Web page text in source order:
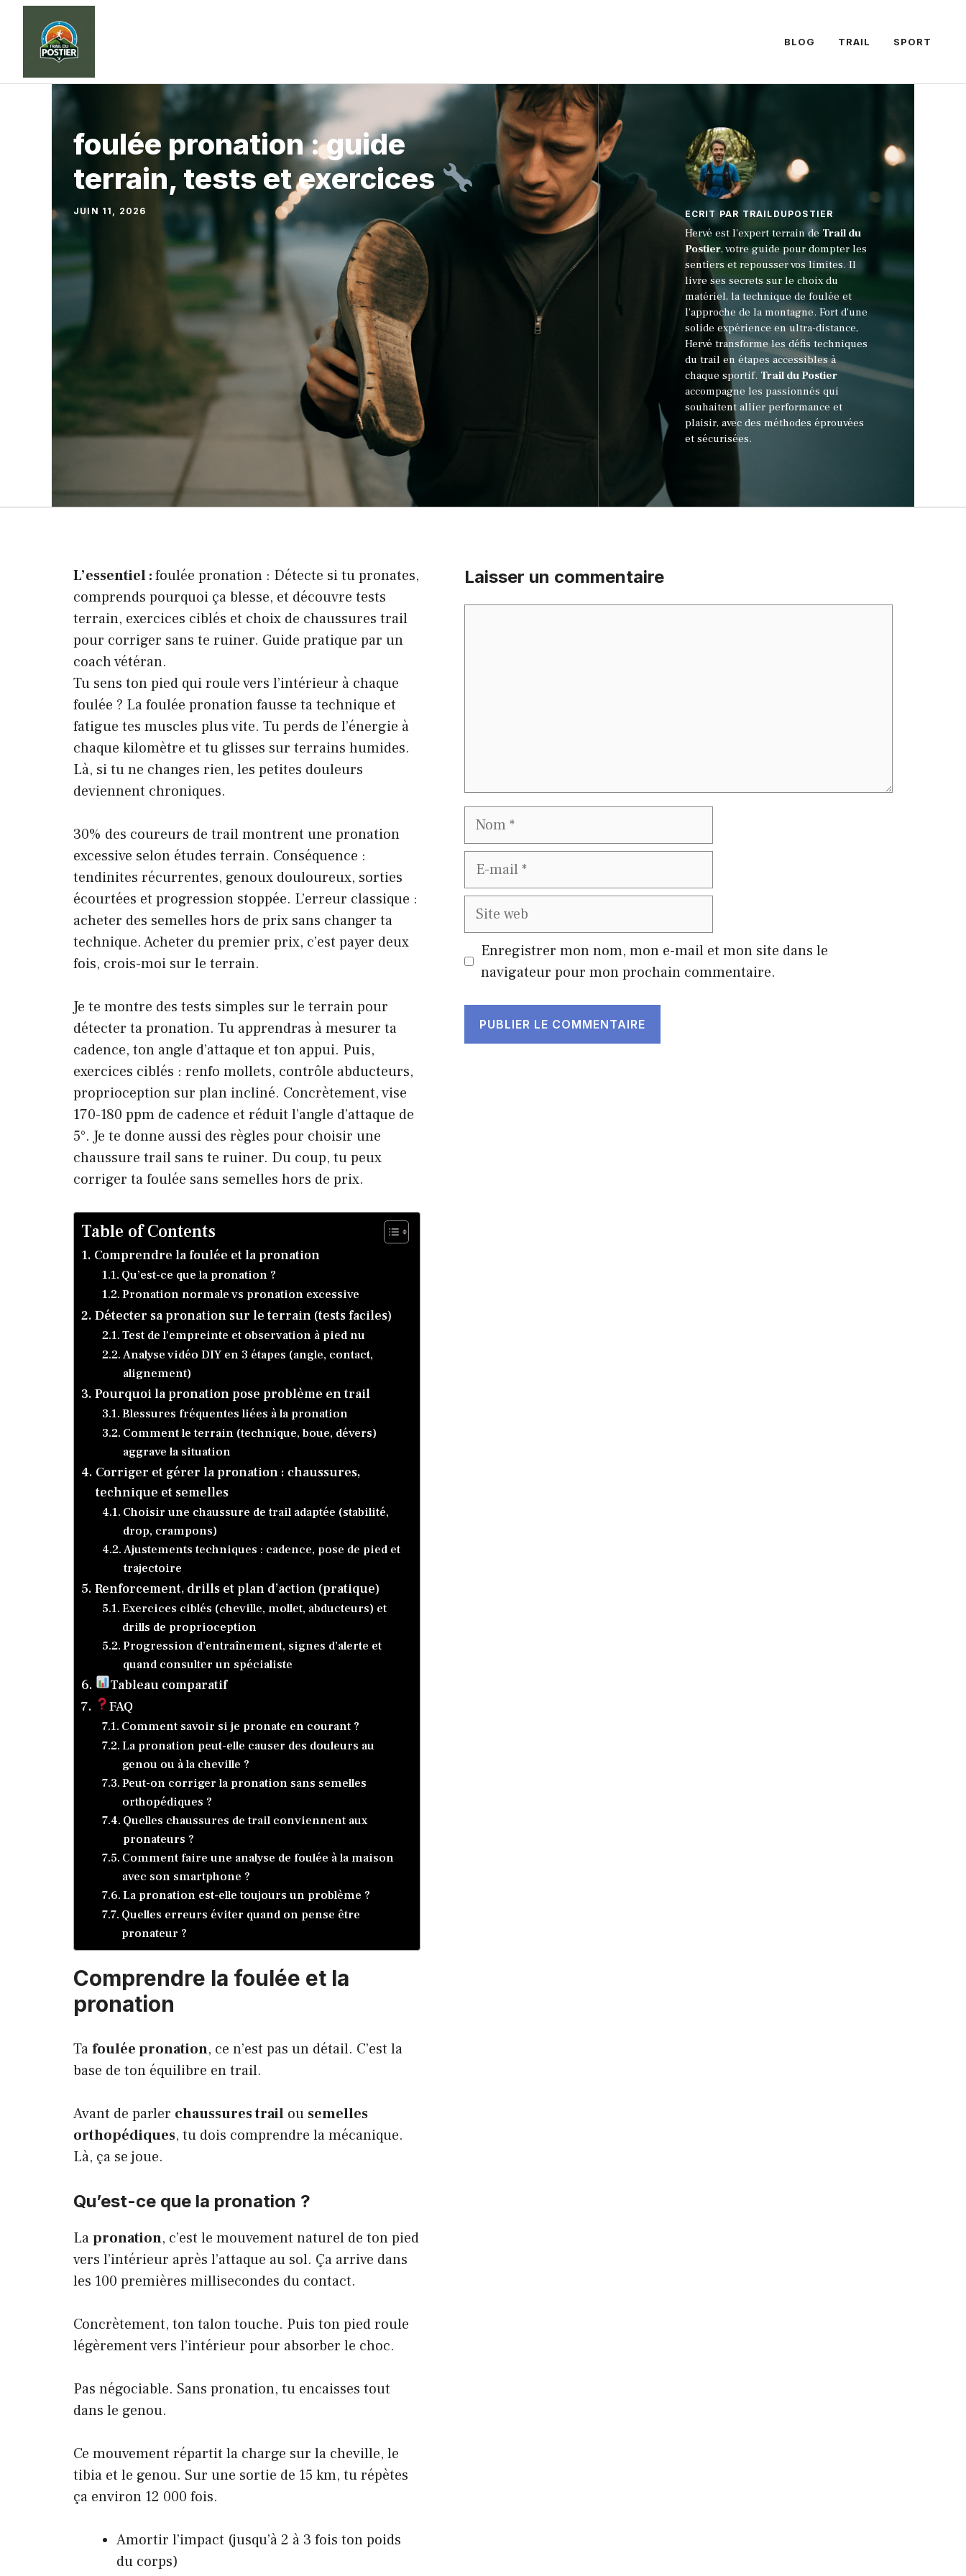
Aller
contenu
BLOG TRAIL SPORT
foulée pronation : guide
terrain, tests et exercices
JUIN 11, 2026 ECRIT PAR TRAILDUPOSTIER
Hervé est l'expert terrain deTrail du
Postier, votre guide pour dompter les
sentiers et repousser vos limites. Il
livre ses secrets sur le choix du
matériel, la technique de foulée et
l'approche de la montagne. Fort d'une
solide expérience en ultra-distance,
Hervé transforme les défis techniques
du trail en étapes accessibles à
chaque sportif. Trail du Postier
accompagne les passionnés qui
souhaitent allier performance et
plaisir, avec des méthodes éprouvées
et sécurisées.
L’essentiel :foulée pronation : Détecte si tu pronates,
comprends pourquoi ça blesse, et découvre tests
terrain, exercices ciblés et choix de chaussures trail
pour corriger sans te ruiner. Guide pratique par un
coach vétéran.
Tu sens ton pied qui roule vers l’intérieur à chaque
foulée ? La foulée pronation fausse ta technique et
fatigue tes muscles plus vite. Tu perds de l’énergie à
chaque kilomètre et tu glisses sur terrains humides.
Là, si tu ne changes rien, les petites douleurs
deviennent chroniques.
30% des coureurs de trail montrent une pronation
excessive selon études terrain. Conséquence :
tendinites récurrentes, genoux douloureux, sorties
écourtées et progression stoppée. L’erreur classique :
acheter des semelles hors de prix sans changer ta
technique. Acheter du premier prix, c’est payer deux
fois, crois-moi sur le terrain.
Je te montre des tests simples sur le terrain pour
détecter ta pronation. Tu apprendras à mesurer ta
cadence, ton angle d’attaque et ton appui. Puis,
exercices ciblés : renfo mollets, contrôle abducteurs,
proprioception sur plan incliné. Concrètement, vise
170-180 ppm de cadence et réduit l’angle d’attaque de
5°. Je te donne aussi des règles pour choisir une
chaussure trail sans te ruiner. Du coup, tu peux
corriger ta foulée sans semelles hors de prix.
Table of Contents
Comprendre la foulée et la pronation
Qu’est-ce que la pronation ?
Pronation normale vs pronation excessive
Détecter sa pronation sur le terrain (tests faciles)
Test de l’empreinte et observation à pied nu
Analyse vidéo DIY en 3 étapes (angle, contact,
alignement)
Pourquoi la pronation pose problème en trail
Blessures fréquentes liées à la pronation
Comment le terrain (technique, boue, dévers)
aggrave la situation
Corriger et gérer la pronation : chaussures,
technique et semelles
Choisir une chaussure de trail adaptée (stabilité,
drop, crampons)
Ajustements techniques : cadence, pose de pied et
trajectoire
Renforcement, drills et plan d’action (pratique)
Exercices ciblés (cheville, mollet, abducteurs) et
drills de proprioception
Progression d’entraînement, signes d’alerte et
quand consulter un spécialiste
Tableau comparatif
FAQ
Comment savoir si je pronate en courant ?
La pronation peut-elle causer des douleurs au
genou ou à la cheville ?
Peut-on corriger la pronation sans semelles
orthopédiques ?
Quelles chaussures de trail conviennent aux
pronateurs ?
Comment faire une analyse de foulée à la maison
avec son smartphone ?
La pronation est-elle toujours un problème ?
Quelles erreurs éviter quand on pense être
pronateur ?
Comprendre la foulée et la
pronation
Tafoulée pronation, ce n’est pas un détail. C’est la
base de ton équilibre en trail.
Avant de parler chaussures trail ou semelles
orthopédiques, tu dois comprendre la mécanique.
Là, ça se joue.
Qu’est-ce que la pronation ?
Lapronation, c’est le mouvement naturel de ton pied
vers l’intérieur après l’attaque au sol. Ça arrive dans
les 100 premières millisecondes du contact.
Concrètement, ton talon touche. Puis ton pied roule
légèrement vers l’intérieur pour absorber le choc.
Pas négociable. Sans pronation, tu encaisses tout
dans le genou.
Ce mouvement répartit la charge sur la cheville, le
tibia et le genou. Sur une sortie de 15 km, tu répètes
ça environ 12 000 fois.
Amortir l’impact (jusqu’à 2 à 3 fois ton poids
du corps)
Laisser un commentaire
Nom
E-
Site
Enregistrer mon nom, mon e-mail et mon site dans le
navigateur pour mon prochain commentaire.